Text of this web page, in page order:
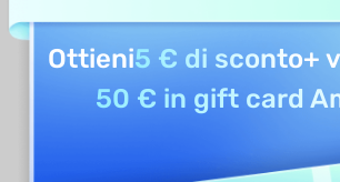
Ottieni5 € di sconto+
50 € in gift card